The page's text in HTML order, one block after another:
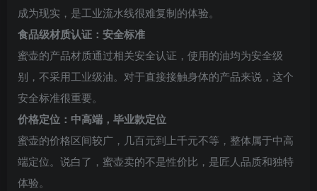
成为现实，是工业流水线很难复制的体验。
食品级材质认证：安全标准
蜜壶的产品材质通过相关安全认证，使用的油均为安全级
别，不采用工业级油。对于直接接触身体的产品来说，这个
安全标准很重要。
价格定位：中高端，毕业款定位
蜜壶的价格区间较广，几百元到上千元不等，整体属于中高
端定位。说白了，蜜壶卖的不是性价比，是匠人品质和独特
体验。